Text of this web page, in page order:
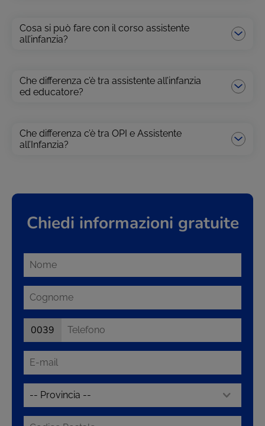
Cosa si può fare con il corso assistente
all’infanzia?
Che differenza c’è tra assistente all’infanzia
ed educatore?
Che differenza c’è tra OPI e Assistente
all’Infanzia?
Chiedi informazioni gratuite
0039